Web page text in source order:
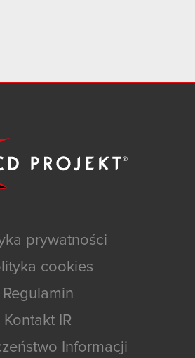
prywatności
cookies
Regulamin
Kontakt IR
Informacji